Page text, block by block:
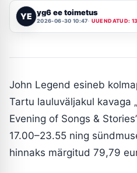
YE yg6 ee toimetus
2026-06-30 10:47 UUENDATUD:
John Legend esineb
Tartu lauluväljakul kavaga
Evening of Songs &
17.00–23.55 ning
hinnaks märgitud 79,79